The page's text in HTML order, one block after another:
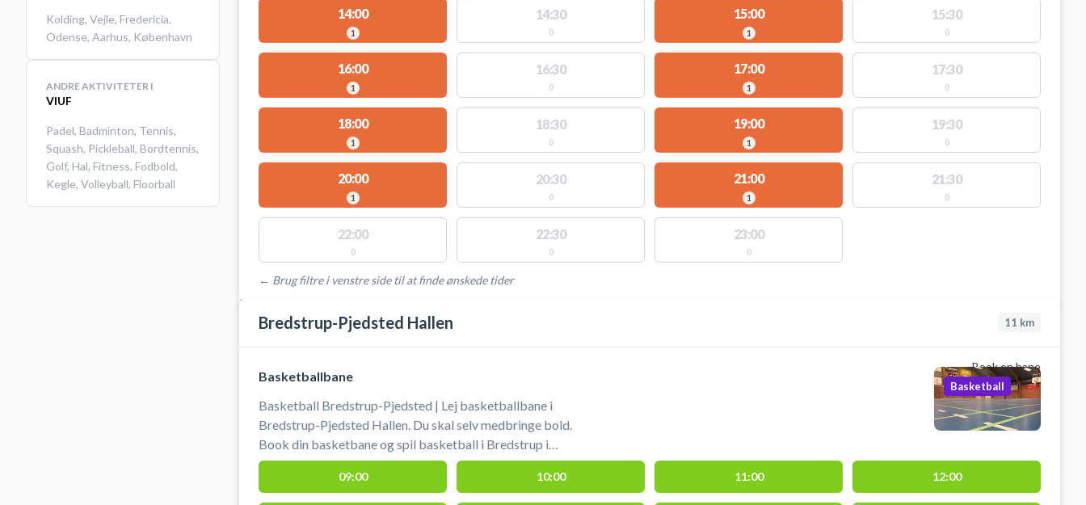
Kolding, Vejle, Fredericia,
Odense, Aarhus, København
ANDRE AKTIVITETER I
VIUF
Padel, Badminton, Tennis,
Squash, Pickleball, Bordtennis,
Golf, Hal, Fitness, Fodbold,
Kegle, Volleyball, Floorball
14:00
1
14:30
0
15:00
1
15:30
0
16:00
1
16:30
0
17:00
1
17:30
0
18:00
1
18:30
0
19:00
1
19:30
0
20:00
1
20:30
0
21:00
1
21:30
0
22:00
0
22:30
0
23:00
0
← Brug filtre i venstre side til at finde ønskede tider
STEDER MED LEDIGE AKTIVITETER
Bredstrup-Pjedsted Hallen 11 km
Book en bane
Basketballbane
Basketball Bredstrup-Pjedsted | Lej basketballbane i
Bredstrup-Pjedsted Hallen. Du skal selv medbringe bold.
Book din basketbane og spil basketball i Bredstrup i
hallen ved Pjedsted uden for Fredericia.
Basketball
09:00 10:00 11:00 12:00